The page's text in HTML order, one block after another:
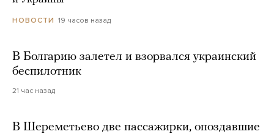
НОВОСТИ 19 часов назад
В Болгарию залетел и взорвался украинский
беспилотник
21 час назад
В Шереметьево две пассажирки, опоздавшие